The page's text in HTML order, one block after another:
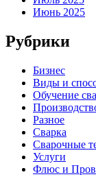
Июнь 2025
Рубрики
Бизнес
Виды и
Обучение
Разное
Сварка
Сварочные
Услуги
Флюс и